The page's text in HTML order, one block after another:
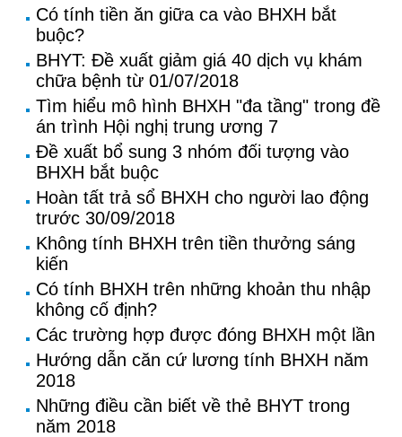
Có tính tiền ăn giữa ca vào BHXH bắt
buộc?
BHYT: Đề xuất giảm giá 40 dịch vụ khám
chữa bệnh từ 01/07/2018
Tìm hiểu mô hình BHXH "đa tầng" trong đề
án trình Hội nghị trung ương 7
Đề xuất bổ sung 3 nhóm đối tượng vào
BHXH bắt buộc
Hoàn tất trả sổ BHXH cho người lao động
trước 30/09/2018
Không tính BHXH trên tiền thưởng sáng
kiến
Có tính BHXH trên những khoản thu nhập
không cố định?
Các trường hợp được đóng BHXH một lần
Hướng dẫn căn cứ lương tính BHXH năm
2018
Những điều cần biết về thẻ BHYT trong
năm 2018